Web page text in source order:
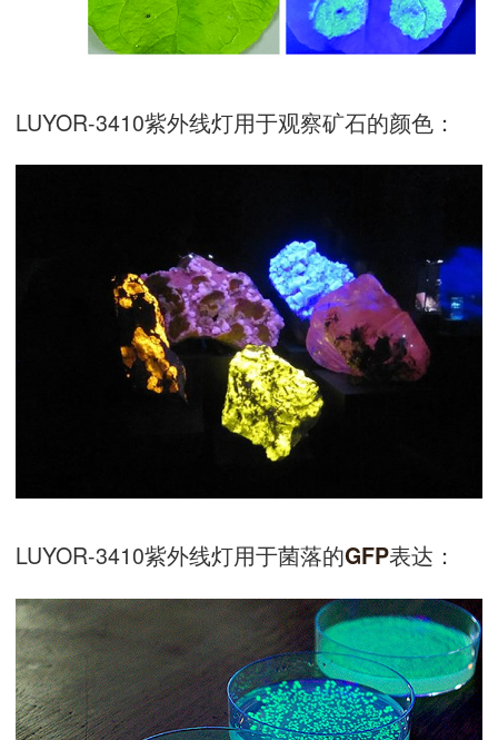
LUYOR-3410紫外线灯用于观察矿石的颜色：
LUYOR-3410紫外线灯用于菌落的GFP表达：